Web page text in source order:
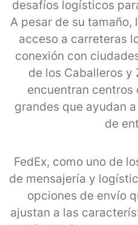
desafíos logísticos
A pesar de su
acceso a carreteras
conexión con
de los Caballeros y
encuentran
grandes que ayudan
de
FedEx, como uno de
de mensajería y
opciones de envío
ajustan a las